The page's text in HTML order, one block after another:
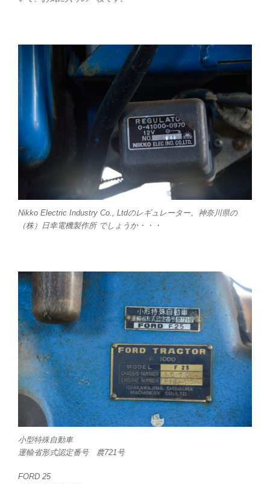
Nikko Electric Industry Co., Ltdのレギュレーター。神奈川県の
（株）日幸電機製作所 でしょうか・・・
小型特殊自動車
運輸省形式認定番号 農721号
FORD 25